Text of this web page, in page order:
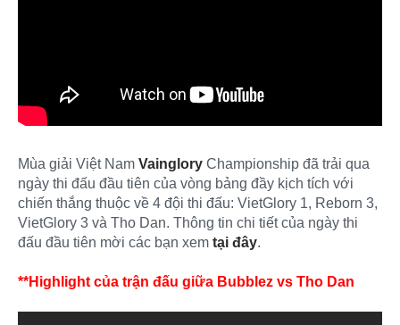
Mùa giải Việt Nam Vainglory Championship đã trải qua
ngày thi đấu đầu tiên của vòng bảng đầy kịch tích với
chiến thắng thuộc về 4 đội thi đấu: VietGlory 1, Reborn 3,
VietGlory 3 và Tho Dan. Thông tin chi tiết của ngày thi
đấu đầu tiên mời các bạn xem tại đây.
**Highlight của trận đấu giữa Bubblez vs Tho Dan